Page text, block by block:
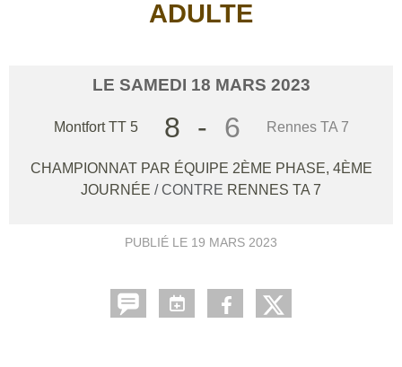
ADULTE
LE SAMEDI 18 MARS 2023
Montfort TT 5 8 - 6 Rennes TA 7
CHAMPIONNAT PAR ÉQUIPE 2ÈME PHASE, 4ÈME
JOURNÉE / CONTRE RENNES TA 7
PUBLIÉ LE 19 MARS 2023